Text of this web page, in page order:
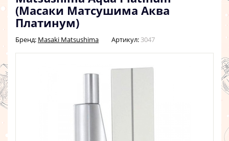
(Масаки Матсушима Аква
Платинум)
Бренд: Masaki Matsushima Артикул: 3047